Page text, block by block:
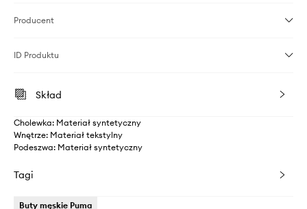
Producent
ID Produktu
Skład
Cholewka: Materiał syntetyczny
Wnętrze: Materiał tekstylny
Podeszwa: Materiał syntetyczny
Tagi
Buty męskie Puma